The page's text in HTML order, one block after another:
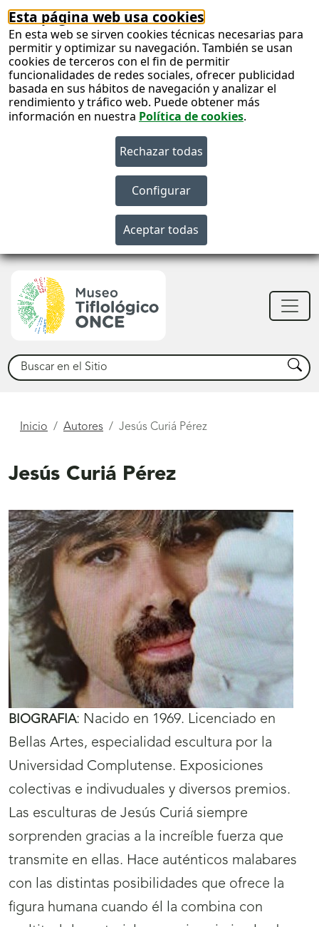
Esta página web usa cookies
En esta web se sirven cookies técnicas necesarias para
permitir y optimizar su navegación. También se usan
cookies de terceros con el fin de permitir
funcionalidades de redes sociales, ofrecer publicidad
basada en sus hábitos de navegación y analizar el
rendimiento y tráfico web. Puede obtener más
información en nuestra Política de cookies.
Buscar Buscar
Está
Inicio Autores Jesús Curiá Pérez
Jesús Curiá Pérez
BIOGRAFIA: Nacido en 1969. Licenciado en
Bellas Artes, especialidad escultura por la
Universidad Complutense. Exposiciones
colectivas e indivuduales y diversos premios.
Las esculturas de Jesús Curiá siempre
sorprenden gracias a la increíble fuerza que
transmite en ellas. Hace auténticos malabares
con las distintas posibilidades que ofrece la
figura humana cuando él la combina con